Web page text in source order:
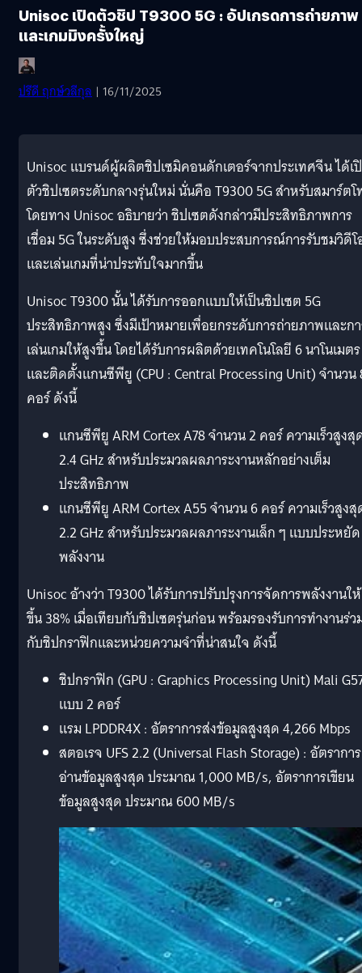
Unisoc เปิดตัวชิป T9300 5G : อัปเกรดการถ่ายภาพ
และเกมมิงครั้งใหญ่
ปรีดี ฤกษ์วลีกุล | 16/11/2025
Unisoc แบรนด์ผู้ผลิตชิปเซมิคอนดักเตอร์จากประเทศจีน ได้เ
ตัวชิปเซตระดับกลางรุ่นใหม่ นั่นคือ T9300 5G สำหรับสมาร์ต
โดยทาง Unisoc อธิบายว่า ชิปเซตดังกล่าวมีประสิทธิภาพการ
เชื่อม 5G ในระดับสูง ซึ่งช่วยให้มอบประสบการณ์การรับชมวิดีโ
และเล่นเกมที่น่าประทับใจมากขึ้น
Unisoc T9300 นั้น ได้รับการออกแบบให้เป็นชิปเซต 5G
ประสิทธิภาพสูง ซึ่งมีเป้าหมายเพื่อยกระดับการถ่ายภาพและก
เล่นเกมให้สูงขึ้น โดยได้รับการผลิตด้วยเทคโนโลยี 6 นาโนเมตร
และติดตั้งแกนซีพียู (CPU : Central Processing Unit) จำนวน
คอร์ ดังนี้
แกนซีพียู ARM Cortex A78 จำนวน 2 คอร์ ความเร็วสูงสุ
2.4 GHz สำหรับประมวลผลภาระงานหลักอย่างเต็ม
ประสิทธิภาพ
แกนซีพียู ARM Cortex A55 จำนวน 6 คอร์ ความเร็วสูง
2.2 GHz สำหรับประมวลผลภาระงานเล็ก ๆ แบบประหยัด
พลังงาน
Unisoc อ้างว่า T9300 ได้รับการปรับปรุงการจัดการพลังงานใ
ขึ้น 38% เมื่อเทียบกับชิปเซตรุ่นก่อน พร้อมรองรับการทำงานร่ว
กับชิปกราฟิกและหน่วยความจำที่น่าสนใจ ดังนี้
ชิปกราฟิก (GPU : Graphics Processing Unit) Mali
แบบ 2 คอร์
แรม LPDDR4X : อัตราการส่งข้อมูลสูงสุด 4,266 Mbps
สตอเรจ UFS 2.2 (Universal Flash Storage) : อัตราการ
อ่านข้อมูลสูงสุด ประมาณ 1,000 MB/s, อัตราการเขียน
ข้อมูลสูงสุด ประมาณ 600 MB/s